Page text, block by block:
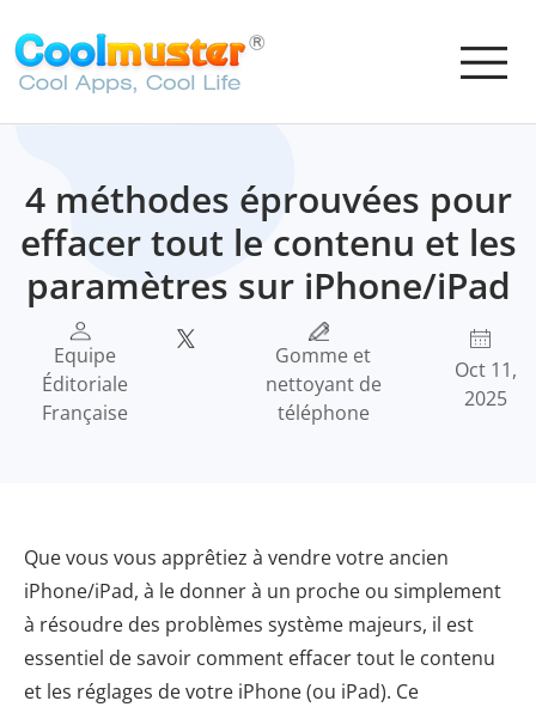
4 méthodes éprouvées pour
effacer tout le contenu et les
paramètres sur iPhone/iPad
Equipe
Éditoriale
Française
Gomme et
nettoyant de
téléphone
Oct 11,
2025
Que vous vous apprêtiez à vendre votre ancien
iPhone/iPad, à le donner à un proche ou simplement
à résoudre des problèmes système majeurs, il est
essentiel de savoir comment effacer tout le contenu
et les réglages de votre iPhone (ou iPad). Ce